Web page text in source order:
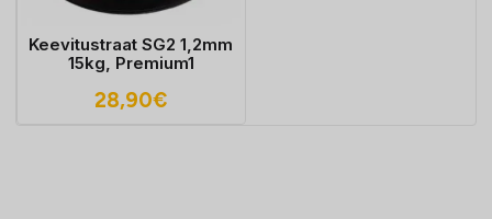
Keevitustraat SG2 1,2mm
15kg, Premium1
28,90€